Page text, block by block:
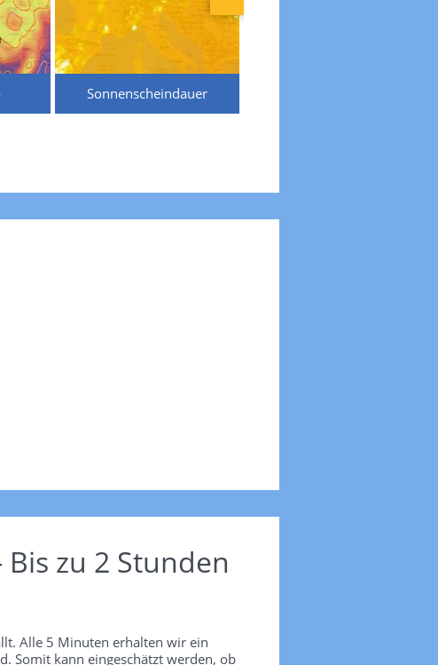
Sonnenscheindauer
zu 2 Stunden
Alle 5 Minuten erhalten wir ein
Somit kann eingeschätzt werden, ob